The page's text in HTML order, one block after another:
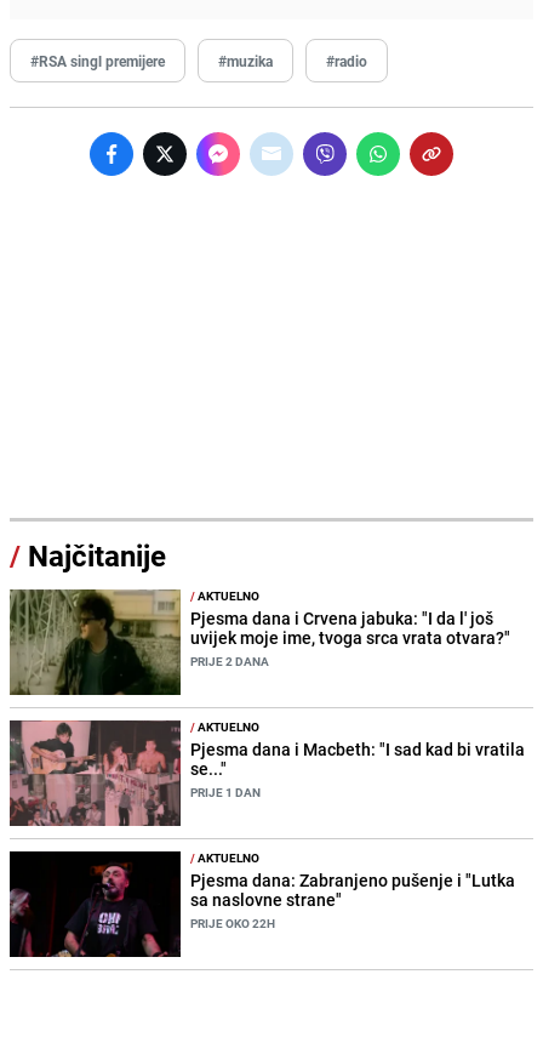
#RSA singl premijere #muzika #radio
/ Najčitanije
/AKTUELNO
Pjesma dana i Crvena jabuka: "I da l' još
uvijek moje ime, tvoga srca vrata otvara?"
PRIJE 2 DANA
/AKTUELNO
Pjesma dana i Macbeth: "I sad kad bi vratila
se..."
PRIJE 1 DAN
/AKTUELNO
Pjesma dana: Zabranjeno pušenje i "Lutka
sa naslovne strane"
PRIJE OKO 22H